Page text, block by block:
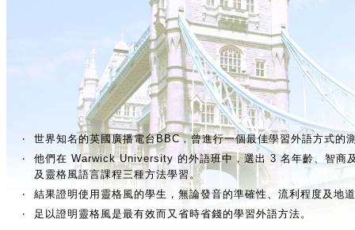
‧
世界知名的英國廣播電台BBC，曾進行一個最佳學習外語方式的
‧
他們在 Warwick University 的外語班中，選出 3 名年齡、智商
及靈格風語言課程三種方法學習。
‧
結果證明使用靈格風的學生，無論發音的準確性、流利程度及地
‧
足以證明靈格風是最有效而又省時省錢的學習外語方法。